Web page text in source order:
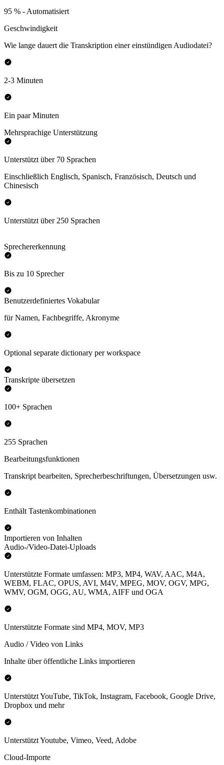
95 % - Automatisiert
Geschwindigkeit
Wie lange dauert die Transkription einer einstündigen Audiodatei?
2-3 Minuten
Ein paar Minuten
Mehrsprachige Unterstützung
Unterstützt über 70 Sprachen
Einschließlich Englisch, Spanisch, Französisch, Deutsch und
Chinesisch
Unterstützt über 250 Sprachen
Sprechererkennung
Bis zu 10 Sprecher
Benutzerdefiniertes Vokabular
für Namen, Fachbegriffe, Akronyme
Optional separate dictionary per workspace
Transkripte übersetzen
100+ Sprachen
255 Sprachen
Bearbeitungsfunktionen
Transkript bearbeiten, Sprecherbeschriftungen, Übersetzungen usw.
Enthält Tastenkombinationen
Importieren von Inhalten
Audio-/Video-Datei-Uploads
Unterstützte Formate umfassen: MP3, MP4, WAV, AAC, M4A,
WEBM, FLAC, OPUS, AVI, M4V, MPEG, MOV, OGV, MPG,
WMV, OGM, OGG, AU, WMA, AIFF und OGA
Unterstützte Formate sind MP4, MOV, MP3
Audio / Video von Links
Inhalte über öffentliche Links importieren
Unterstützt YouTube, TikTok, Instagram, Facebook, Google Drive,
Dropbox und mehr
Unterstützt Youtube, Vimeo, Veed, Adobe
Cloud-Importe